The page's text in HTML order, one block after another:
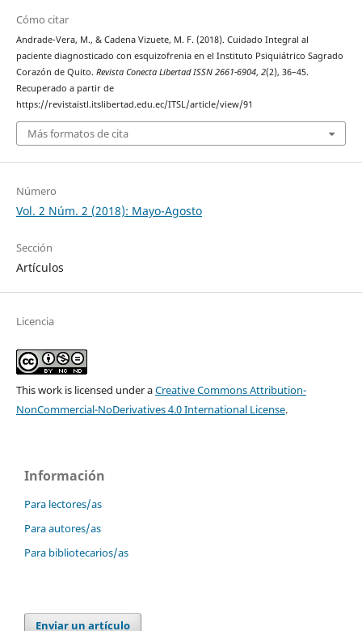
Cómo citar
Andrade-Vera, M., & Cadena Vizuete, M. F. (2018). Cuidado Integral al
paciente diagnosticado con esquizofrenia en el Instituto Psiquiátrico Sagrado
Corazón de Quito. Revista Conecta Libertad ISSN 2661-6904, 2(2), 36–45.
Recuperado a partir de
https://revistaistl.itslibertad.edu.ec/ITSL/article/view/91
Más formatos de cita
Número
Vol. 2 Núm. 2 (2018): Mayo-Agosto
Sección
Artículos
Licencia
This work is licensed under aCreative Commons Attribution-
NonCommercial-NoDerivatives 4.0 International License.
Información
Para lectores/as
Para autores/as
Para bibliotecarios/as
Enviar un artículo